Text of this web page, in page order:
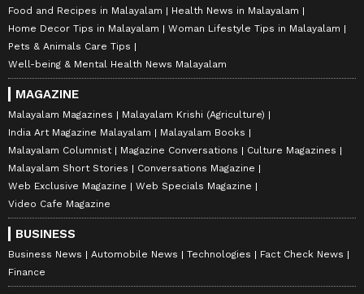
Food and Recipes in Malayalam
Health News in Malayalam
Home Decor Tips in Malayalam
Woman Lifestyle Tips in Malayalam
Pets & Animals Care Tips
Well-being & Mental Health News Malayalam
MAGAZINE
Malayalam Magazines
Malayalam Krishi (Agriculture)
India Art Magazine Malayalam
Malayalam Books
Malayalam Columnist
Magazine Conversations
Culture Magazines
Malayalam Short Stories
Conversations Magazine
Web Exclusive Magazine
Web Specials Magazine
Video Cafe Magazine
BUSINESS
Business News Automobile News Technologies
Fact Check News
Finance